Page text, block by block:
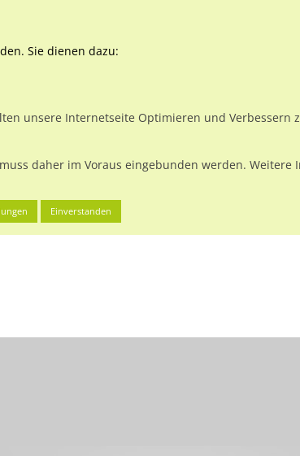
Sie dienen dazu:
unsere Internetseite Optimieren und Verbessern
daher im Voraus eingebunden werden. Weitere
Einverstanden